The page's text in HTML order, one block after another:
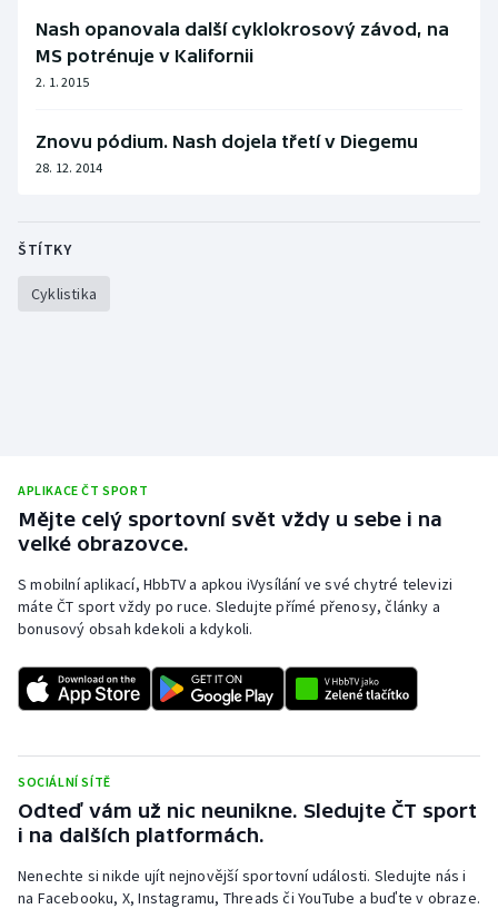
Nash opanovala další cyklokrosový závod, na
MS potrénuje v Kalifornii
2. 1. 2015
Znovu pódium. Nash dojela třetí v Diegemu
28. 12. 2014
ŠTÍTKY
Cyklistika
APLIKACE ČT SPORT
Mějte celý sportovní svět vždy u sebe i na
velké obrazovce.
S mobilní aplikací, HbbTV a apkou iVysílání ve své chytré televizi
máte ČT sport vždy po ruce. Sledujte přímé přenosy, články a
bonusový obsah kdekoli a kdykoli.
SOCIÁLNÍ SÍTĚ
Odteď vám už nic neunikne. Sledujte ČT sport
i na dalších platformách.
Nenechte si nikde ujít nejnovější sportovní události. Sledujte nás i
na Facebooku, X, Instagramu, Threads či YouTube a buďte v obraze.